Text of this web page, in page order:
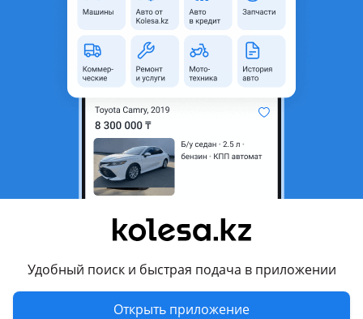
Удобный поиск и быстрая подача в приложении
Открыть приложение
Объявление находится в архиве и может быть
Арысь, Туркестанская
2017 - 2021 XV70
Седан
Объем двигателя, л
Пробег
Автомат
Руль
Слева
Растаможен в Казахстане